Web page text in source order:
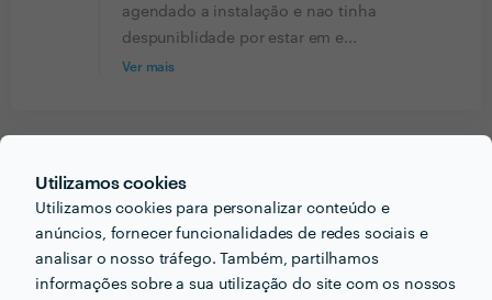
Utilizamos cookies
Utilizamos cookies para personalizar conteúdo e
anúncios, fornecer funcionalidades de redes sociais e
analisar o nosso tráfego. Também, partilhamos
informações sobre a sua utilização do site com os nossos
agendado a instalação e nao tinha
despuniblidade por estar em e...
Ver mais
PORTEFÓLIO